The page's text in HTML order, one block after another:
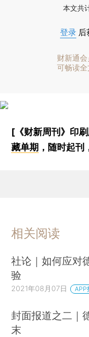
本文共
登录 后
财新通会
可畅读全
[《财新周刊》印刷
藏单期 ，随时起
相关阅读
社论｜如何应对
验
2021年08月07日 APP
封面报道之二｜
末